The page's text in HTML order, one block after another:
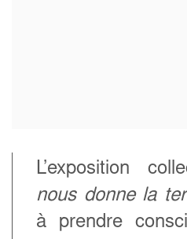
L’exposition
nous donne la
à prendre